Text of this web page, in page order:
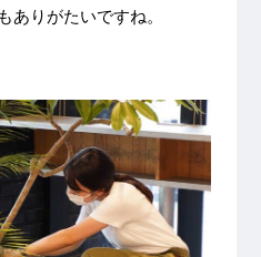
ありがたいですね。